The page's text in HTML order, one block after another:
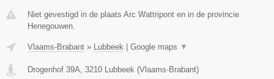
Niet gevestigd in de plaats Arc Wattripont en in de provincie
Henegouwen.
Vlaams-Brabant » Lubbeek Google maps ▼
Drogenhof 39A 3210 Lubbeek (Vlaams-Brabant)